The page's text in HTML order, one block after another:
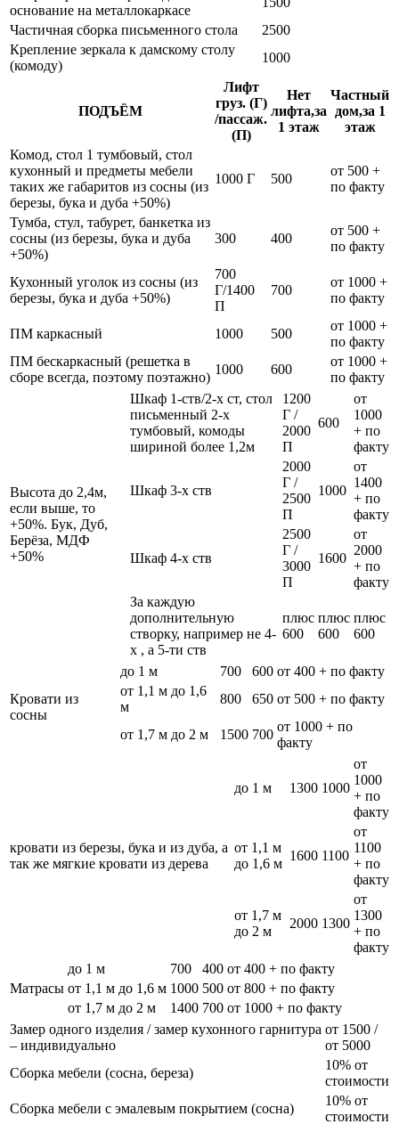
основание на металлокаркасе
Частичная сборка письменного стола
2500
Крепление зеркала к дамскому столу
(комоду)
1000
ПОДЪЁМ
Лифт
груз. (Г)
/пассаж.
(П)
Нет
лифта,за
1 этаж
Частный
дом,за 1
этаж
Комод, стол 1 тумбовый, стол
кухонный и предметы мебели
таких же габаритов из сосны (из
березы, бука и дуба +50%)
1000 Г 500
от 500 +
по факту
Тумба, стул, табурет, банкетка из
сосны (из березы, бука и дуба
+50%)
300 400
от 500 +
по факту
Кухонный уголок из сосны (из
березы, бука и дуба +50%)
700
Г/1400
П
700
от 1000 +
по факту
ПМ каркасный 1000 500
от 1000 +
по факту
ПМ бескаркасный (решетка в
сборе всегда, поэтому поэтажно)
1000 600
от 1000 +
по факту
Высота до 2,4м,
если выше, то
+50%. Бук, Дуб,
Берёза, МДФ
+50%
Шкаф 1-ств/2-х ст, стол
письменный 2-х
тумбовый, комоды
шириной более 1,2м
1200
Г /
2000
П
600
от
1000
+ по
факту
Шкаф 3-х ств
2000
Г /
2500
П
1000
от
1400
+ по
факту
Шкаф 4-х ств
2500
Г /
3000
П
1600
от
2000
+ по
факту
За каждую
дополнительную
створку, например не 4-
х , а 5-ти ств
плюс
600
плюс
600
плюс
600
Кровати из
сосны
до 1 м 700 600 от 400 + по факту
от 1,1 м до 1,6
м
800 650 от 500 + по факту
от 1,7 м до 2 м 1500 700
от 1000 + по
факту
кровати из березы, бука и из дуба, а
так же мягкие кровати из дерева
до 1 м 1300 1000
от
1000
+ по
факту
от 1,1 м
до 1,6 м
1600 1100
от
1100
+ по
факту
от 1,7 м
до 2 м
2000 1300
от
1300
+ по
факту
Матрасы
до 1 м 700 400 от 400 + по факту
от 1,1 м до 1,6 м 1000 500 от 800 + по факту
от 1,7 м до 2 м
1400 700 от 1000 + по факту
Замер одного изделия / замер кухонного гарнитура
– индивидуально
от 1500 /
от 5000
Сборка мебели (сосна, береза)
10% от
стоимости
Сборка мебели с эмалевым покрытием (сосна)
10% от
стоимости